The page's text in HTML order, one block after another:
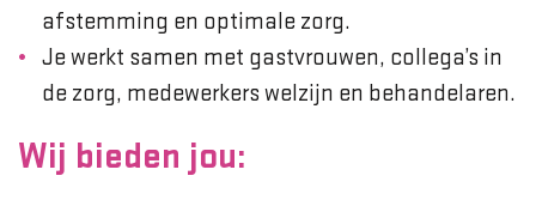
afstemming en optimale zorg.
Je werkt samen met gastvrouwen, collega’s in
de zorg, medewerkers welzijn en behandelaren.
Wij bieden jou: